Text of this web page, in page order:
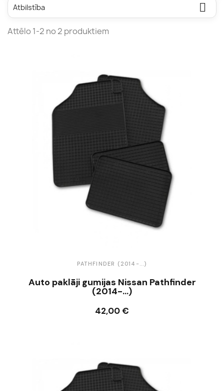
Atbilstība 
Attēlo 1-2 no 2 produktiem
PATHFINDER (2014-...)
Auto paklāji gumijas Nissan Pathfinder
(2014-...)
42,00 €
Ielikt grozā